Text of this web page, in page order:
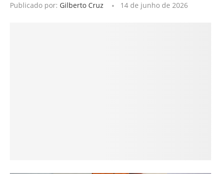
Publicado por: Gilberto Cruz 14 de junho de 2026